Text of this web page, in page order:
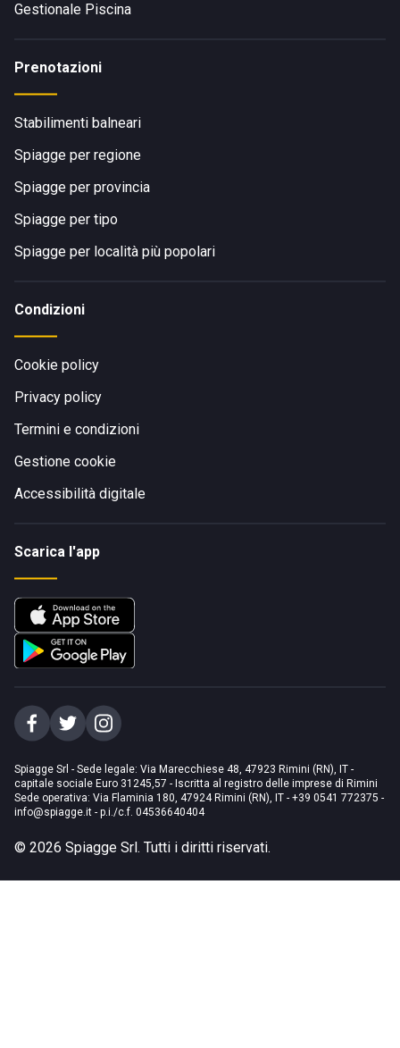
Gestionale Piscina
Prenotazioni
Stabilimenti balneari
Spiagge per regione
Spiagge per provincia
Spiagge per tipo
Spiagge per località più popolari
Condizioni
Cookie policy
Privacy policy
Termini e condizioni
Gestione cookie
Accessibilità digitale
Scarica l'app
Spiagge Srl - Sede legale: Via Marecchiese 48, 47923 Rimini (RN), IT -
capitale sociale Euro 31245,57 - Iscritta al registro delle imprese di Rimini
Sede operativa: Via Flaminia 180, 47924 Rimini (RN), IT - +39 0541 772375 -
info@spiagge.it - p.i./c.f. 04536640404
© 2026 Spiagge Srl. Tutti i diritti riservati.